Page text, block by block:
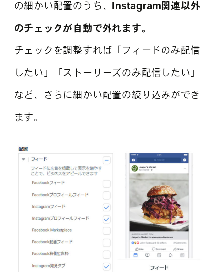
の細かい配置のうち、 Instagram関連以外
のチェックが自動で外れます。
チェックを調整すれば「フィードのみ配信
したい」「ストーリーズのみ配信したい」
など、さらに細かい配置の絞り込みができ
ます。